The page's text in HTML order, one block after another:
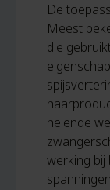
De
Meest
die
helende
werking bij